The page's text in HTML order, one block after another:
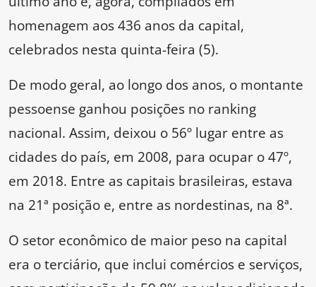
homenagem aos 436 anos da capital,
celebrados nesta quinta-feira (5).
De modo geral, ao longo dos anos, o montante
pessoense ganhou posições no ranking
nacional. Assim, deixou o 56º lugar entre as
cidades do país, em 2008, para ocupar o 47º,
em 2018. Entre as capitais brasileiras, estava
na 21ª posição e, entre as nordestinas, na 8ª.
O setor econômico de maior peso na capital
era o terciário, que inclui comércios e serviços,